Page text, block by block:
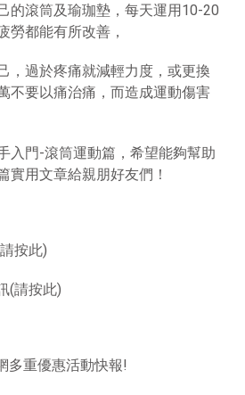
的滾筒及瑜珈墊，每天運用10-20
勞都能有所改善，
，過於疼痛就減輕力度，或更換
不要以痛治痛，而造成運動傷害
入門-滾筒運動篇，希望能夠幫助
實用文章給親朋好友們！
按此)
(請按此)
多重優惠活動快報!